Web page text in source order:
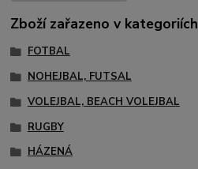
Zboží zařazeno v kategoriích
FOTBAL
NOHEJBAL, FUTSAL
VOLEJBAL, BEACH VOLEJBAL
RUGBY
HÁZENÁ